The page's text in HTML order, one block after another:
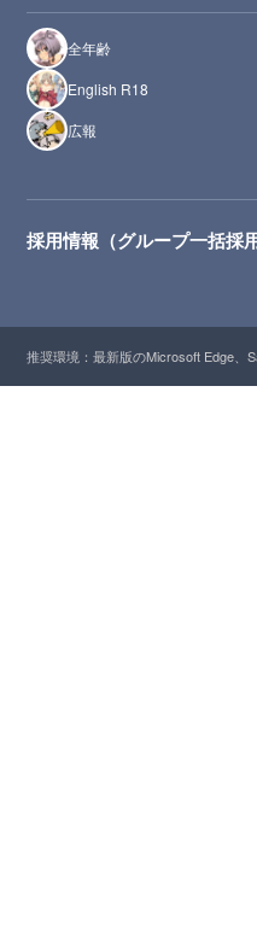
全年齢
English R18
広報
採用情報（グループ一括採用
推奨環境：最新版のMicrosoft Edge、